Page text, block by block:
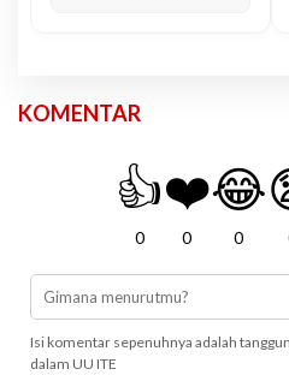
KOMENTAR
👍
0
❤️
0
😂
0
Isi komentar sepenuhnya adalah
dalam UU ITE